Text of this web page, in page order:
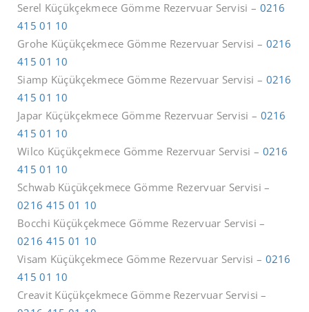
Serel Küçükçekmece Gömme Rezervuar Servisi – 0216
415 01 10
Grohe Küçükçekmece Gömme Rezervuar Servisi – 0216
415 01 10
Siamp Küçükçekmece Gömme Rezervuar Servisi – 0216
415 01 10
Japar Küçükçekmece Gömme Rezervuar Servisi – 0216
415 01 10
Wilco Küçükçekmece Gömme Rezervuar Servisi – 0216
415 01 10
Schwab Küçükçekmece Gömme Rezervuar Servisi –
0216 415 01 10
Bocchi Küçükçekmece Gömme Rezervuar Servisi –
0216 415 01 10
Visam Küçükçekmece Gömme Rezervuar Servisi – 0216
415 01 10
Creavit Küçükçekmece Gömme Rezervuar Servisi –